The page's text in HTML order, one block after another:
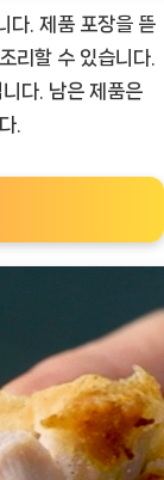
다. 제품 포장을 뜯
리할 수 있습니다.
다. 남은 제품은
.